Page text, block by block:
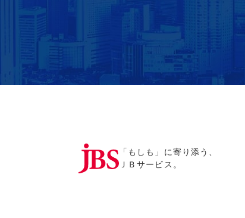
「もしも」に寄り添う、
ＪＢサービス。